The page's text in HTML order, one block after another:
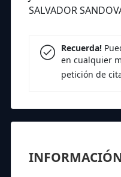
SALVADOR
Recuerda!
en cualquier
petición de